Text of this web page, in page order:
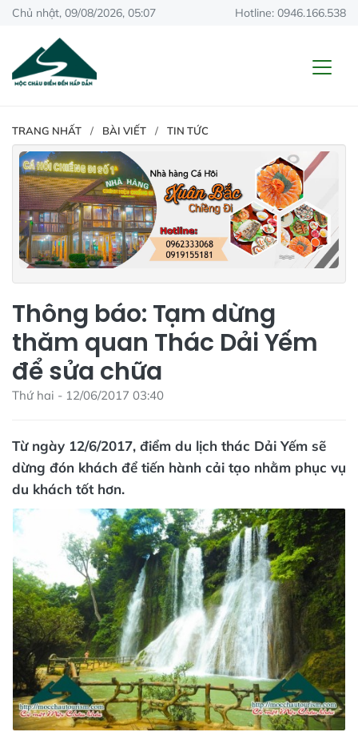
Chủ nhật, 09/08/2026, 05:07 Hotline: 0946.166.538
TRANG NHẤT BÀI VIẾT TIN TỨC
Thông báo: Tạm dừng
thăm quan Thác Dải Yếm
để sửa chữa
Thứ hai - 12/06/2017 03:40
Từ ngày 12/6/2017, điểm du lịch thác Dải Yếm sẽ
dừng đón khách để tiến hành cải tạo nhằm phục vụ
du khách tốt hơn.